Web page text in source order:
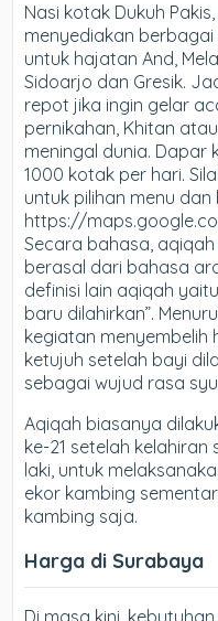
Nasi kotak Dukuh
menyediakan
untuk hajatan And,
Sidoarjo dan Gresik.
repot jika ingin gelar
pernikahan, Khitan
meningal dunia. Dapar
1000 kotak per hari.
untuk pilihan menu dan
https://
Secara bahasa,
berasal dari bahasa
definisi lain aqiqah
baru dilahirkan”.
kegiatan menyembelih
ketujuh setelah bayi
sebagai wujud rasa
Aqiqah biasanya
ke-21 setelah
laki, untuk
ekor kambing
kambing saja.
Harga di Surabaya
Di masa kini,